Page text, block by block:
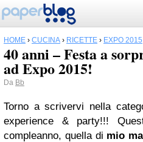
HOME › CUCINA › RICETTE › EXPO 2015
40 anni – Festa a
ad Expo 2015!
Da Bb
Torno a scrivervi nella
experience & party!!!
compleanno, quella di mio